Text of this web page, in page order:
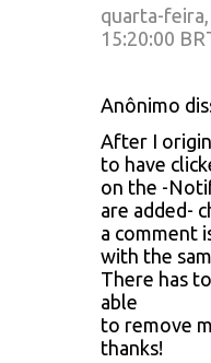
quarta-feira,
15:20:00
Anônimo
After I
to have
on the -
are added-
a comment
with the
There has
able
to remove
thanks!